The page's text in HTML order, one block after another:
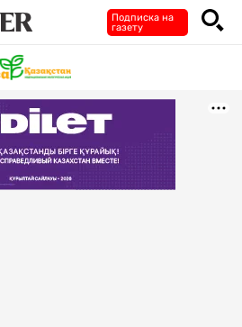
Подписка на
газету